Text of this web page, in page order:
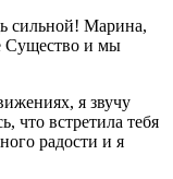
сильной! Марина,
Существо и мы
я звучу
что встретила тебя
радости и я